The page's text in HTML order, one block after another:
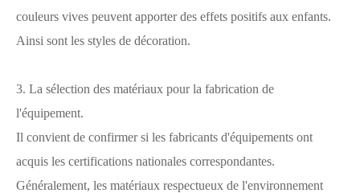
couleurs vives peuvent apporter des effets positifs aux enfants.
Ainsi sont les styles de décoration.
3. La sélection des matériaux pour la fabrication de
l'équipement.
Il convient de confirmer si les fabricants d'équipements ont
acquis les certifications nationales correspondantes.
Généralement, les matériaux respectueux de l'environnement